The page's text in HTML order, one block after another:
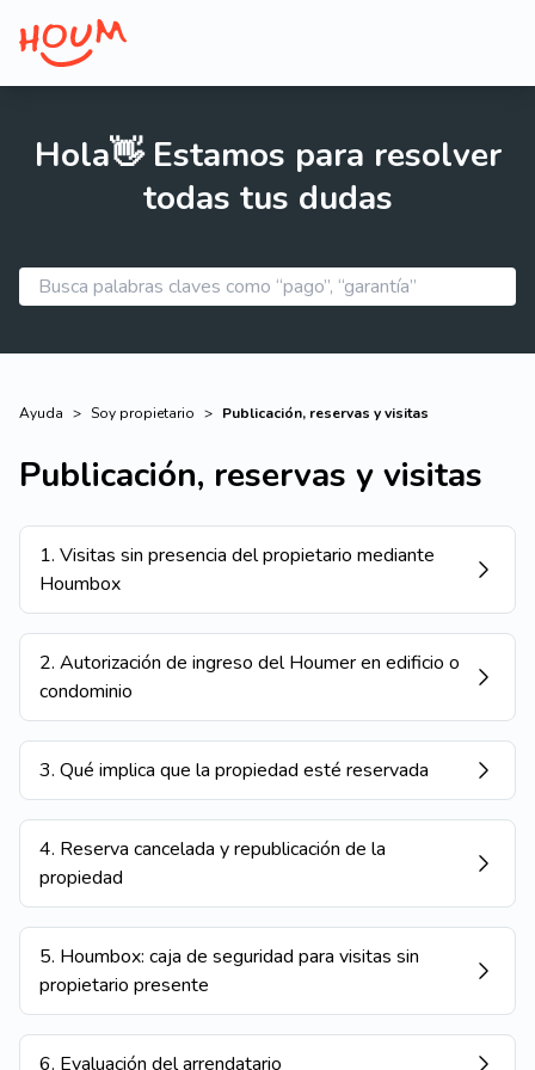
Hola👋 Estamos para resolver
todas tus dudas
Ayuda > Soy propietario > Publicación, reservas y visitas
Publicación, reservas y visitas
1. Visitas sin presencia del propietario mediante
Houmbox
2. Autorización de ingreso del Houmer en edificio o
condominio
3. Qué implica que la propiedad esté reservada
4. Reserva cancelada y republicación de la
propiedad
5. Houmbox: caja de seguridad para visitas sin
propietario presente
6. Evaluación del arrendatario